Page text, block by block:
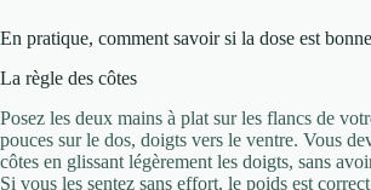
En pratique, comment savoir si la dose est
La règle des côtes
Posez les deux mains à plat sur les flancs de
pouces sur le dos, doigts vers le ventre. Vous
côtes en glissant légèrement les doigts, sans
Si vous les sentez sans effort, le poids est